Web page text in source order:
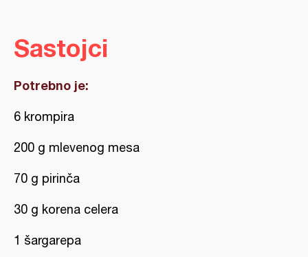
Sastojci
Potrebno je:
6 krompira
200 g mlevenog mesa
70 g pirinča
30 g korena celera
1 šargarepa